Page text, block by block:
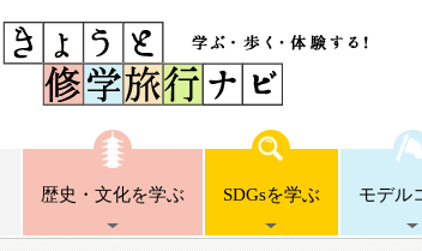
歴史・文化を学ぶ SDGsを学ぶ モデル